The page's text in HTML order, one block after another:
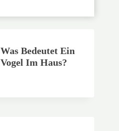
Was Bedeutet Ein
Vogel Im Haus?